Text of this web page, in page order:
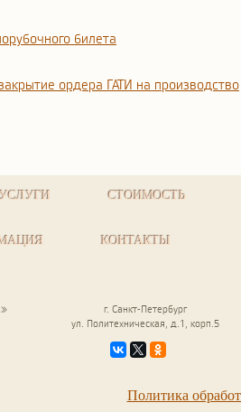
билета
ордера ГАТИ на производство
УСЛУГИ СТОИМОСТЬ
КОНТАКТЫ
г. Санкт-Петербург
ул. Политехническая, д.1, корп.5
Политика